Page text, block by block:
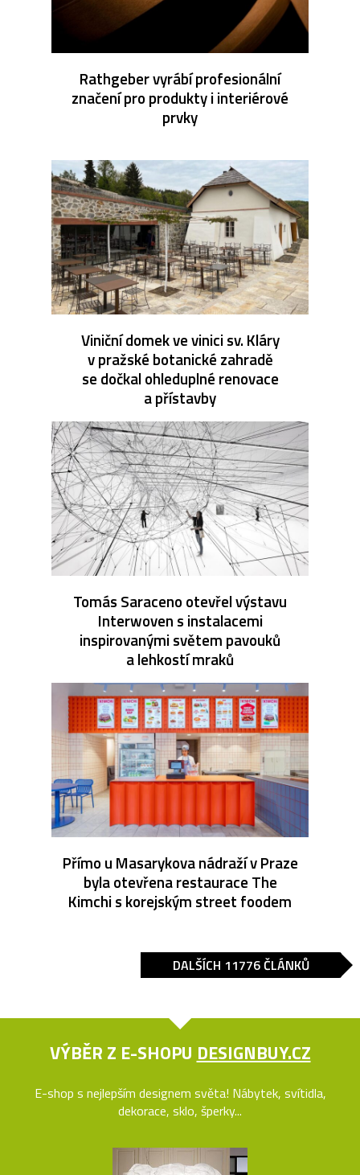
Rathgeber vyrábí profesionální
značení pro produkty i interiérové
prvky
Viniční domek ve vinici sv. Kláry
v pražské botanické zahradě
se dočkal ohleduplné renovace
a přístavby
Tomás Saraceno otevřel výstavu
Interwoven s instalacemi
inspirovanými světem pavouků
a lehkostí mraků
Přímo u Masarykova nádraží v Praze
byla otevřena restaurace The
Kimchi s korejským street foodem
DALŠÍCH 11776 ČLÁNKŮ
VÝBĚR Z E-SHOPU DESIGNBUY.CZ
E-shop s nejlepším designem světa! Nábytek, svítidla,
dekorace, sklo, šperky...